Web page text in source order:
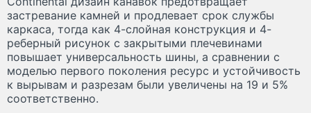
застревание камней и продлевает срок службы
каркаса, тогда как 4-слойная конструкция и 4-
реберный рисунок с закрытыми плечевинами
повышает универсальность шины, а сравнении с
моделью первого поколения ресурс и устойчивость
к вырывам и разрезам были увеличены на 19 и 5%
соответственно.